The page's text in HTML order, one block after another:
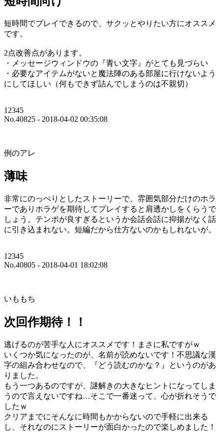
短時間でプレイできるので、サクッとやりたい方にオススメ
です。
2点改善点があります。
・メッセージウィンドウの『青い文字』がとても見づらい
・必要なアイテムがないと魔法陣のある部屋に行けないよう
にしてほしい（何もできず詰んでしまうのは不親切）
12345
No.40825 - 2018-04-02 00:35:08
例のアレ
薄味
非常にのっぺりとしたストーリーで、雰囲気部分だけのホラ
ーでありホラゲを期待してプレイすると肩透かしをくらうで
しょう。テンポが良すぎるというか会話会話に抑揚がなく話
に引き込まれない。短編だから仕方ないのかもしれないが。
12345
No.40805 - 2018-04-01 18:02:08
いももち
次回作期待！！
逃げるのが苦手な人にオススメです！まさに私ですがｗ
いくつか気になったのが、名前が読めないです！不思議な漢
字の組み合わせなので、『どう読むのかな？』というのがあ
りました。
もう一つあるのですが、謎解きの大きなヒントになってしま
うので言えないですね…そこで一番迷って、心が折れそうで
したｗ
クリアまでにそんなに時間もかからないので手軽に出来る
し、それなのにストーリーが面白かったので楽しめました！